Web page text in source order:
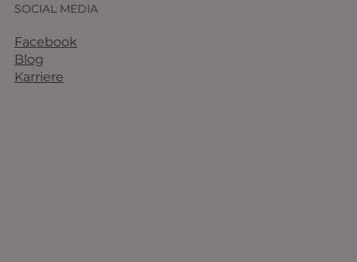
SOCIAL MEDIA
Facebook
Blog
Karriere